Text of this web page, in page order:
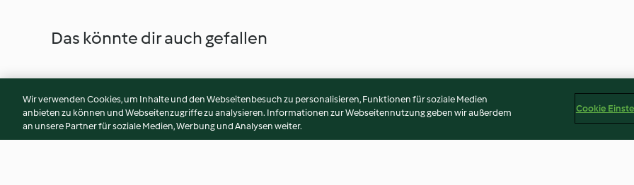
Das könnte dir auch gefallen
Wir verwenden Cookies, um Inhalte und den Webseitenbesuch zu personalisieren, Funktionen für soziale Medien
anbieten zu können und Webseitenzugriffe zu analysieren. Informationen zur Webseitennutzung geben wir außerdem
an unsere Partner für soziale Medien, Werbung und Analysen weiter.
Cookie